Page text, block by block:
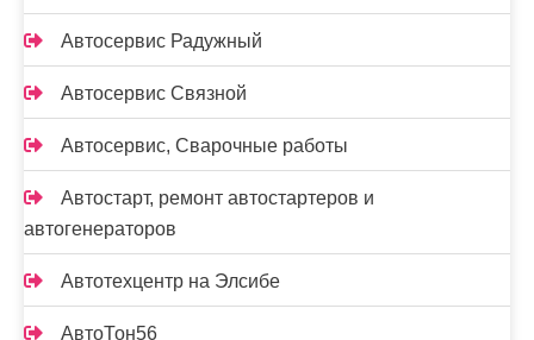
Автосервис Радужный
Автосервис Связной
Автосервис, Сварочные работы
Автостарт, ремонт автостартеров и
автогенераторов
Автотехцентр на Элсибе
АвтоТон56